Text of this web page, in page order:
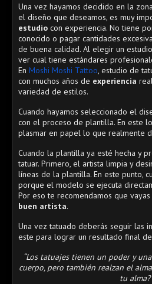
Una vez hayamos decidido en la
el diseño que deseamos, es muy
estudio con experiencia. No tiene
conocido o pagar cantidades
de buena calidad. Al elegir un
ver cual tiene estándares
En Moshi Moshi Tattoo, estudio de
con muchos años de experiencia
variedad de estilos.
Cuando hayamos seleccionado el
con el proceso de plantilla. En este
plasmar en papel lo que realmente
Cuando la plantilla ya esté hecha y
tatuar. Primero, el artista limpia y
líneas de la plantilla. En este punto,
porque el modelo se ejecuta
Por eso te recomendamos que
buen artista.
Una vez tatuado deberás seguir las
este para lograr un resultado final
“Los tatuajes tienen un poder y
cuerpo, pero también realzan el
tu alma?